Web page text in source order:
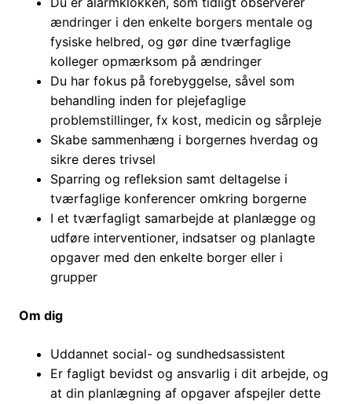
ændringer i den enkelte borgers mentale og
fysiske helbred, og gør dine tværfaglige
kolleger opmærksom på ændringer
Du har fokus på forebyggelse, såvel som
behandling inden for plejefaglige
problemstillinger, fx kost, medicin og sårpleje
Skabe sammenhæng i borgernes hverdag og
sikre deres trivsel
Sparring og refleksion samt deltagelse i
tværfaglige konferencer omkring borgerne
I et tværfagligt samarbejde at planlægge og
udføre interventioner, indsatser og planlagte
opgaver med den enkelte borger eller i
grupper
Om dig
Uddannet social- og sundhedsassistent
Er fagligt bevidst og ansvarlig i dit arbejde, og
at din planlægning af opgaver afspejler dette